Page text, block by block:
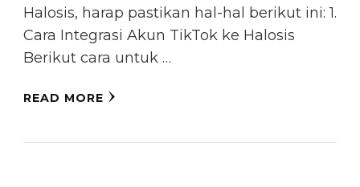
Halosis, harap pastikan hal-hal berikut ini: 1.
Cara Integrasi Akun TikTok ke Halosis
Berikut cara untuk …
READ MORE